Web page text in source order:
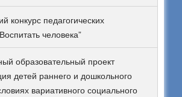
конкурс педагогических
человека”
образовательный проект
детей раннего и дошкольного
вариативного социального